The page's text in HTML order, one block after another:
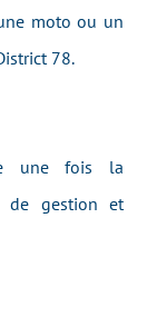
moto ou un
78.
une fois la
de gestion et